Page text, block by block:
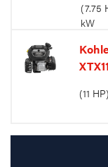
(7.75
kW
(11